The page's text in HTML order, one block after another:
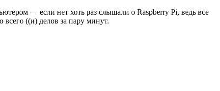
— если нет хоть раз слышали о Raspberry Pi, ведь все
((и) делов за пару минут.